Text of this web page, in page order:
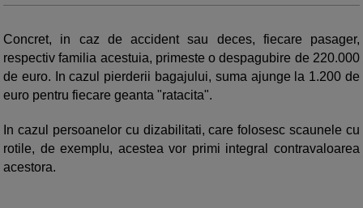
Concret, in caz de accident sau deces, fiecare pasager,
respectiv familia acestuia, primeste o despagubire de 220.000
de euro. In cazul pierderii bagajului, suma ajunge la 1.200 de
euro pentru fiecare geanta "ratacita".
In cazul persoanelor cu dizabilitati, care folosesc scaunele cu
rotile, de exemplu, acestea vor primi integral contravaloarea
acestora.